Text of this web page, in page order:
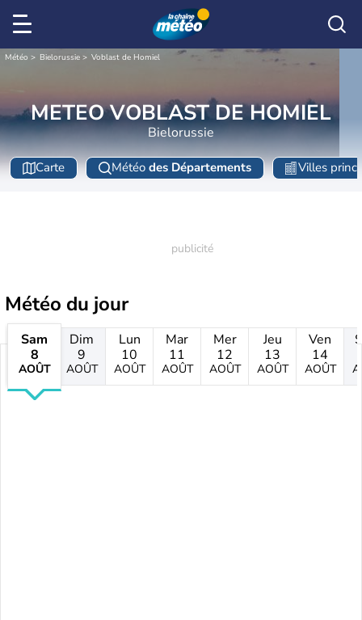
Météo Bielorussie Voblast de Homiel
METEO VOBLAST DE HOMIEL
Bielorussie
Carte Météo des Départements Villes
Météo du jour
Sam
8
AOÛT
Dim
9
AOÛT
Lun
10
AOÛT
Mar
11
AOÛT
Mer
12
AOÛT
Jeu
13
AOÛT
Ven
14
AOÛT